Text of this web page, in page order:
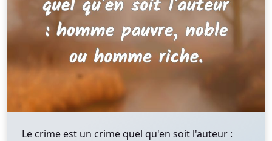
Le crime est un crime quel qu'en soit l'auteur :